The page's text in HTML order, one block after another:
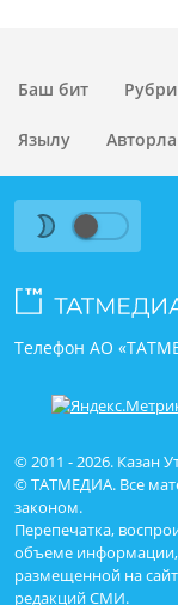
Баш бит
Язылу
© 2011 - 2026. Казан
© ТАТМЕДИА. Все
законом.
Перепечатка,
объеме информации,
размещенной на
редакций СМИ.
Телефон АО